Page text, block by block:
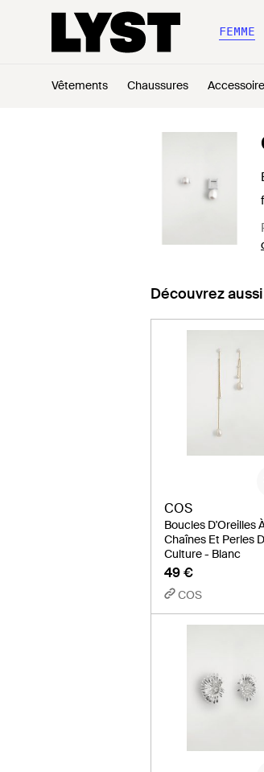
FEMME
Vêtements Chaussures
Découvrez aussi
COS
Boucles D'Oreilles
Chaînes Et Perles
Culture - Blanc
49 €
COS